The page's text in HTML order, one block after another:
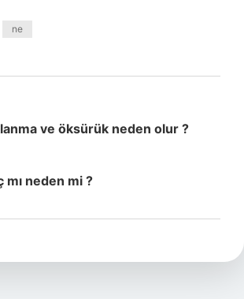
ne
ve öksürük neden olur ?
mı neden mi ?